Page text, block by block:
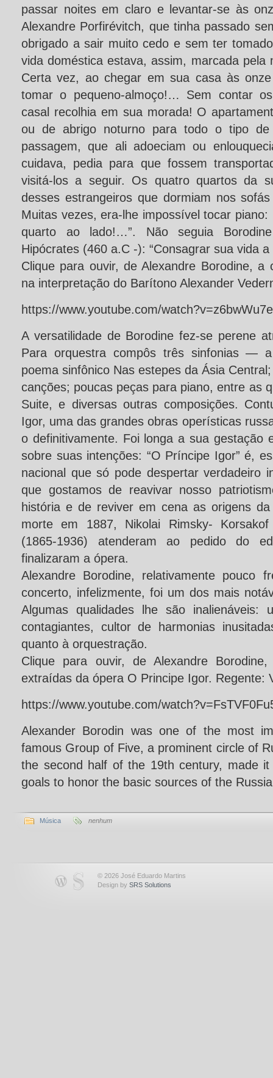
passar noites em claro e levantar-se às
Alexandre Porfirévitch, que tinha passado
obrigado a sair muito cedo e sem ter
vida doméstica estava, assim, marcada pela
Certa vez, ao chegar em sua casa às
tomar o pequeno-almoço!… Sem contar
casal recolhia em sua morada! O
ou de abrigo noturno para todo o tipo
passagem, que ali adoeciam ou
cuidava, pedia para que fossem
visitá-los a seguir. Os quatro quartos da
desses estrangeiros que dormiam nos
Muitas vezes, era-lhe impossível tocar
quarto ao lado!…”. Não seguia
Hipócrates (460 a.C -): “Consagrar sua vida
Clique para ouvir, de Alexandre Borodine, a
na interpretação do Barítono Alexander
https://www.youtube.com/
A versatilidade de Borodine fez-se perene
Para orquestra compôs três sinfonias ―
poema sinfônico Nas estepes da Ásia
canções; poucas peças para piano, entre as
Suite, e diversas outras composições.
Igor, uma das grandes obras operísticas
o definitivamente. Foi longa a sua gestação
sobre suas intenções: “O Príncipe Igor” é,
nacional que só pode despertar verdadeiro
que gostamos de reavivar nosso
história e de reviver em cena as origens
morte em 1887, Nikolai Rimsky-
(1865-1936) atenderam ao pedido do
finalizaram a ópera.
Alexandre Borodine, relativamente pouco
concerto, infelizmente, foi um dos mais
Algumas qualidades lhe são inalienáveis:
contagiantes, cultor de harmonias
quanto à orquestração.
Clique para ouvir, de Alexandre
extraídas da ópera O Principe Igor. Regente:
https://www.youtube.com/
Alexander Borodin was one of the most
famous Group of Five, a prominent circle of
the second half of the 19th century, made
goals to honor the basic sources of the
Música nenhum
© 2026 José Eduardo Martins
Design by SRS Solutions